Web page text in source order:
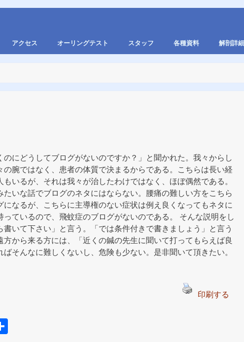
アクセス オーリングテスト スタッフ 各種資料 解剖詳細
にどうしてブログがないのですか？」と聞かれた。我々からし
腕ではなく、患者の体質で決まるからである。こちらは長い経
いるが、それは我々が治したわけではなく、ほぼ偶然である。
いな話でブログのネタにはならない。腰痛の難しい方をこちら
なるが、こちらに主導権のない症状は例え良くなってもネタに
ているので、飛蚊症のブログがないのである。 そんな説明をし
いて下さい」と言う。「では条件付きで書きましょう」と言う
から来る方には、「近くの鍼の先生に聞いて打ってもらえば良
そんなに難しくないし、危険も少ない。是非聞いて頂きたい。
印刷する